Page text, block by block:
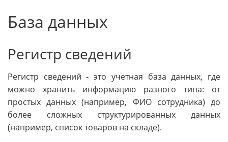
База данных
Регистр сведений
Регистр сведений - это учетная база данных, где
можно хранить информацию разного типа: от
простых данных (например, ФИО сотрудника) до
более сложных структурированных данных
(например, список товаров на складе).